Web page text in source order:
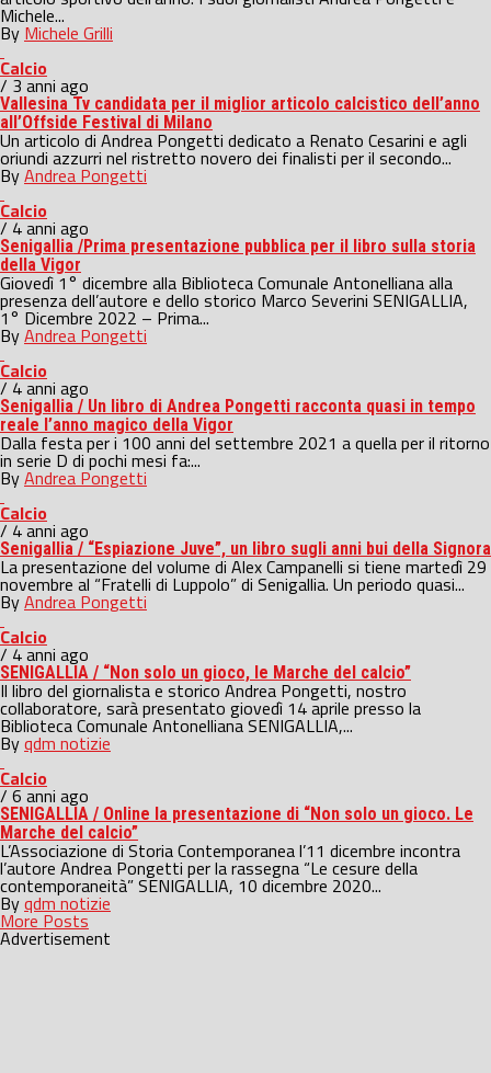
Michele...
By Michele Grilli
Calcio
/ 3 anni ago
Vallesina Tv candidata per il miglior articolo calcistico dell’anno
all’Offside Festival di Milano
Un articolo di Andrea Pongetti dedicato a Renato Cesarini e agli
oriundi azzurri nel ristretto novero dei finalisti per il secondo...
ByAndrea Pongetti
Calcio
/ 4 anni ago
Senigallia /Prima presentazione pubblica per il libro sulla storia
della Vigor
Giovedì 1° dicembre alla Biblioteca Comunale Antonelliana alla
presenza dell’autore e dello storico Marco Severini SENIGALLIA,
1° Dicembre 2022 – Prima...
ByAndrea Pongetti
Calcio
/ 4 anni ago
Senigallia / Un libro di Andrea Pongetti racconta quasi in tempo
reale l’anno magico della Vigor
Dalla festa per i 100 anni del settembre 2021 a quella per il ritorno
in serie D di pochi mesi fa:...
ByAndrea Pongetti
Calcio
/ 4 anni ago
Senigallia / “Espiazione Juve”, un libro sugli anni bui della Signora
La presentazione del volume di Alex Campanelli si tiene martedì 29
novembre al “Fratelli di Luppolo” di Senigallia. Un periodo quasi...
ByAndrea Pongetti
Calcio
/ 4 anni ago
SENIGALLIA / “Non solo un gioco, le Marche del calcio”
Il libro del giornalista e storico Andrea Pongetti, nostro
collaboratore, sarà presentato giovedì 14 aprile presso la
Biblioteca Comunale Antonelliana SENIGALLIA,...
Byqdm notizie
Calcio
/ 6 anni ago
SENIGALLIA / Online la presentazione di “Non solo un gioco. Le
Marche del calcio”
L’Associazione di Storia Contemporanea l’11 dicembre incontra
l’autore Andrea Pongetti per la rassegna “Le cesure della
contemporaneità” SENIGALLIA, 10 dicembre 2020...
Byqdm notizie
More Posts
Advertisement